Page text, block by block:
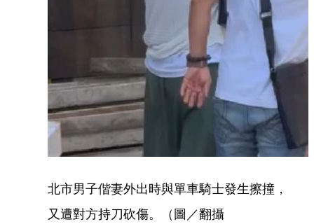
北市男子偕妻外出時與單車騎士發生擦撞，
又遭對方持刀砍傷。（圖／翻攝